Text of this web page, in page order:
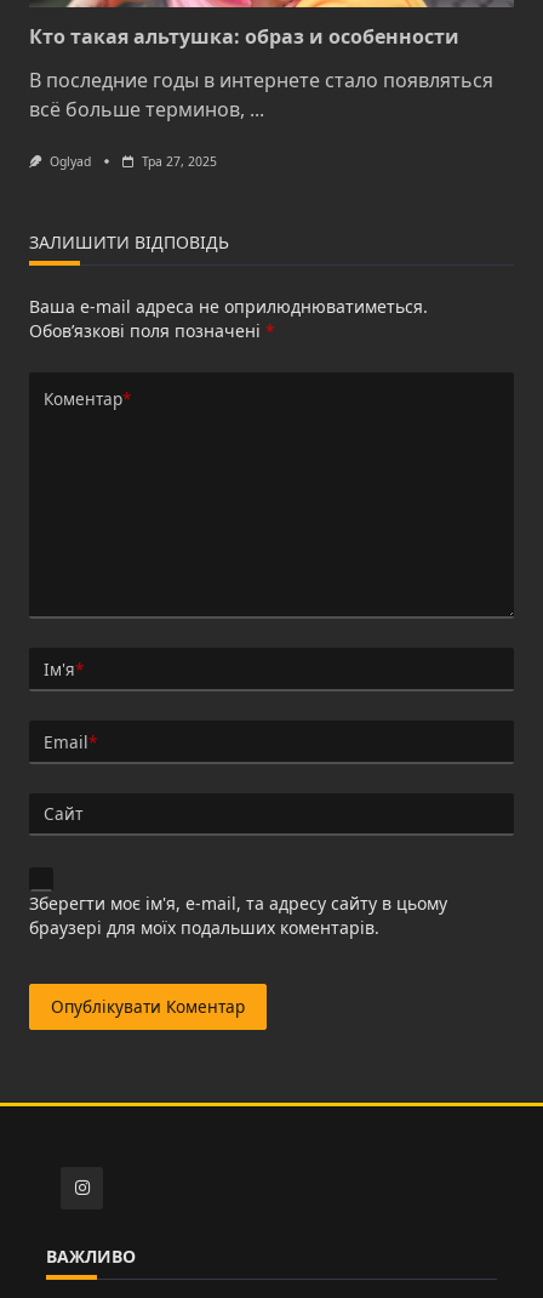
Кто такая альтушка: образ и особенности
В последние годы в интернете стало появляться
всё больше терминов, ...
Oglyad Тра 27, 2025
ЗАЛИШИТИ ВІДПОВІДЬ
Ваша e-mail адреса не оприлюднюватиметься.
Обов’язкові поля позначені *
Коментар*
Ім'я*
Email*
Сайт
Зберегти моє ім'я, e-mail, та адресу сайту в цьому
браузері для моїх подальших коментарів.
ВАЖЛИВО